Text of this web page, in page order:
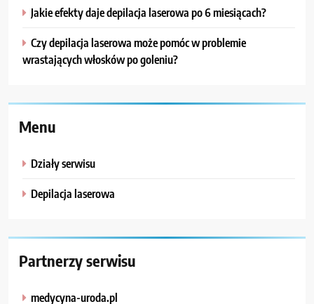
Jakie efekty daje depilacja laserowa po 6 miesiącach?
Czy depilacja laserowa może pomóc w problemie
wrastających włosków po goleniu?
Menu
Działy serwisu
Depilacja laserowa
Partnerzy serwisu
medycyna-uroda.pl